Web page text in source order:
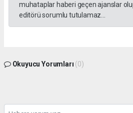
muhataplar haberi geçen ajanslar
editörü sorumlu tutulamaz...
Okuyucu Yorumları (0)